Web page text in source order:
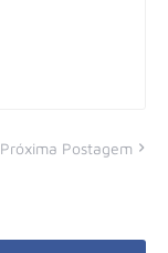
Próxima Postagem